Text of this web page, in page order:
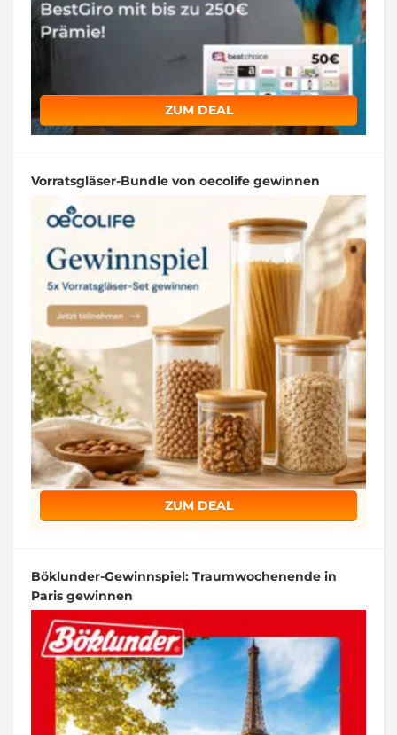
ZUM DEAL
Vorratsgläser-Bundle von oecolife gewinnen
ZUM DEAL
Böklunder-Gewinnspiel: Traumwochenende in
Paris gewinnen